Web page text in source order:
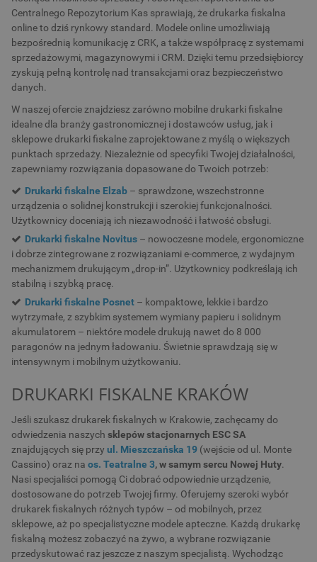
Centralnego Repozytorium Kas sprawiają, że drukarka fiskalna
online to dziś rynkowy standard. Modele online umożliwiają
bezpośrednią komunikację z CRK, a także współpracę z systemami
sprzedażowymi, magazynowymi i CRM. Dzięki temu przedsiębiorcy
zyskują pełną kontrolę nad transakcjami oraz bezpieczeństwo
danych.
W naszej ofercie znajdziesz zarówno mobilne drukarki fiskalne
idealne dla branży gastronomicznej i dostawców usług, jak i
sklepowe drukarki fiskalne zaprojektowane z myślą o większych
punktach sprzedaży. Niezależnie od specyfiki Twojej działalności,
zapewniamy rozwiązania dopasowane do Twoich potrzeb:
Drukarki fiskalne Elzab – sprawdzone, wszechstronne
urządzenia o solidnej konstrukcji i szerokiej funkcjonalności.
Użytkownicy doceniają ich niezawodność i łatwość obsługi.
Drukarki fiskalne Novitus – nowoczesne modele, ergonomiczne
i dobrze zintegrowane z rozwiązaniami e-commerce, z wydajnym
mechanizmem drukującym „drop-in”. Użytkownicy podkreślają ich
stabilną i szybką pracę.
Drukarki fiskalne Posnet – kompaktowe, lekkie i bardzo
wytrzymałe, z szybkim systemem wymiany papieru i solidnym
akumulatorem – niektóre modele drukują nawet do 8 000
paragonów na jednym ładowaniu. Świetnie sprawdzają się w
intensywnym i mobilnym użytkowaniu.
DRUKARKI FISKALNE KRAKÓW
Jeśli szukasz drukarek fiskalnych w Krakowie, zachęcamy do
odwiedzenia naszychsklepów stacjonarnych ESC SA
znajdujących się przyul. Mieszczańska 19 (wejście od ul. Monte
Cassino) oraz naos. Teatralne 3, w samym sercu Nowej Huty.
Nasi specjaliści pomogą Ci dobrać odpowiednie urządzenie,
dostosowane do potrzeb Twojej firmy. Oferujemy szeroki wybór
drukarek fiskalnych różnych typów – od mobilnych, przez
sklepowe, aż po specjalistyczne modele apteczne. Każdą drukarkę
fiskalną możesz zobaczyć na żywo, a wybrane rozwiązanie
przedyskutować raz jeszcze z naszym specjalistą. Wychodząc